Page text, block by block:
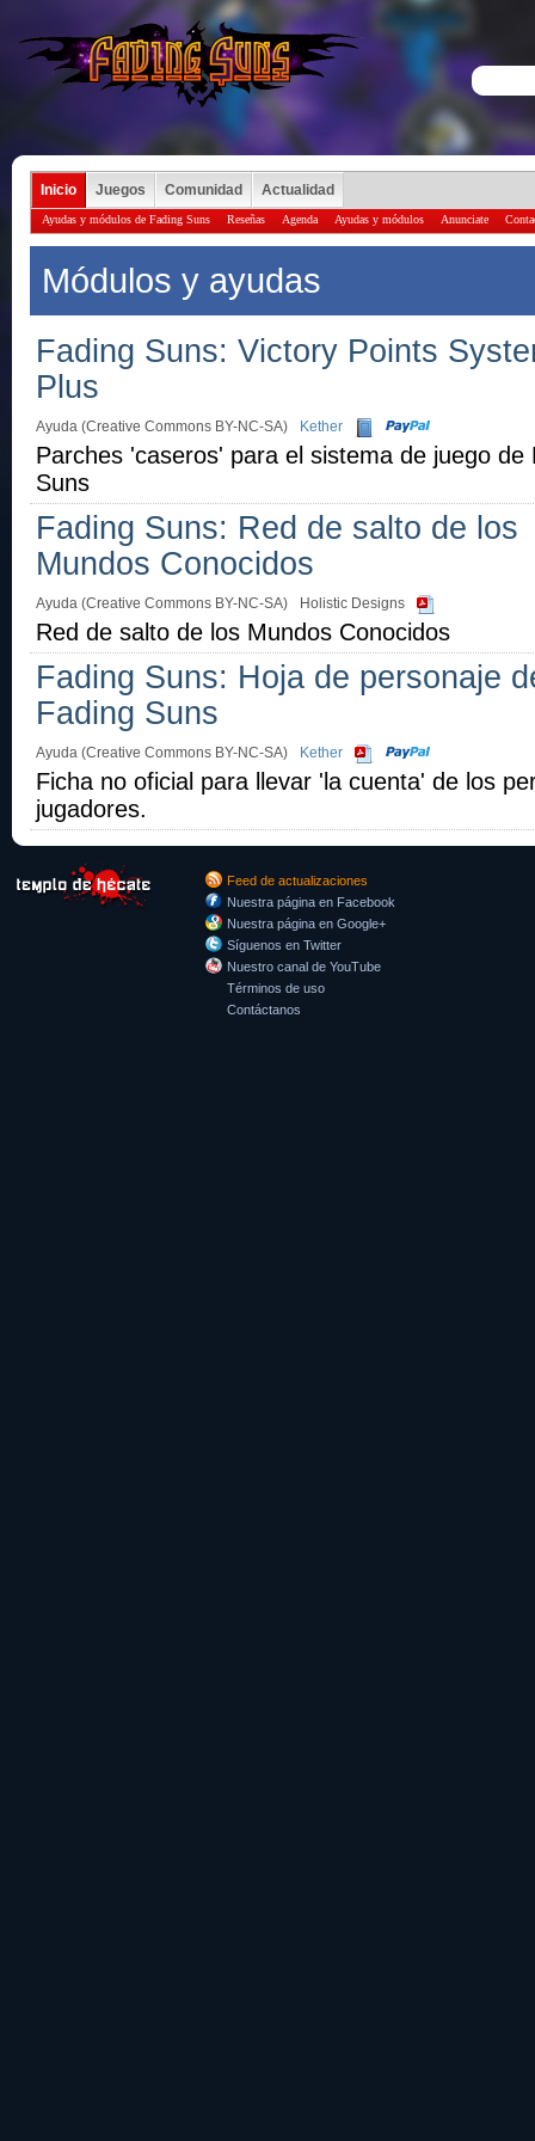
Inicio Juegos Comunidad Actualidad
Ayudas y módulos de Fading Suns Reseñas Agenda Ayudas y módulos Anunciate
Módulos y ayudas
Fading Suns: Victory Points
Plus
Ayuda (Creative Commons BY-NC-SA) Kether
Parches 'caseros' para el sistema de juego de
Suns
Fading Suns: Red de salto de los
Mundos Conocidos
Ayuda (Creative Commons BY-NC-SA) Holistic Designs
Red de salto de los Mundos Conocidos
Fading Suns: Hoja de personaje
Fading Suns
Ayuda (Creative Commons BY-NC-SA) Kether
Ficha no oficial para llevar 'la cuenta' de los
jugadores.
Feed de actualizaciones
Nuestra página en Facebook
Nuestra página en Google+
Síguenos en Twitter
Nuestro canal de YouTube
Términos de uso
Contáctanos